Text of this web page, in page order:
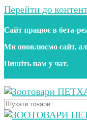
Перейти до
Сайт працює в
Ми оновлюємо сайт,
Пишіть нам у чат.
Зоотовари
Зоомагазин для
аксесуари та